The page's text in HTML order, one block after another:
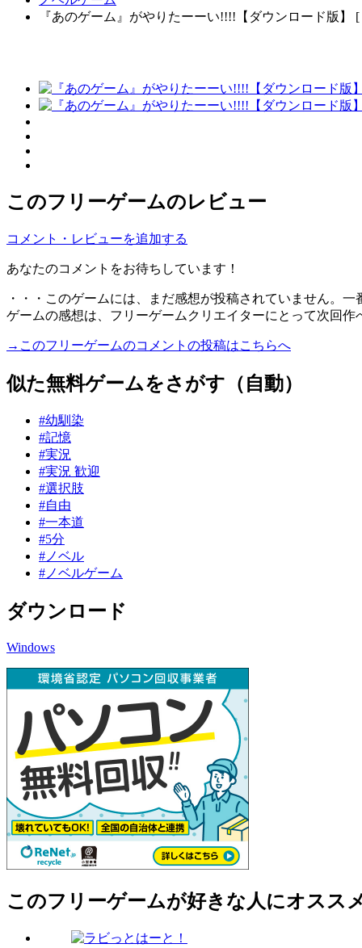
『あのゲーム』がやりたーーい!!!!【ダウンロード版】 [
このフリーゲームのレビュー
コメント・レビューを追加する
あなたのコメントをお待ちしています！
・・・このゲームには、まだ感想が投稿されていません。一
ゲームの感想は、フリーゲームクリエイターにとって次回作
→このフリーゲームのコメントの投稿はこちらへ
似た無料ゲームをさがす（自動）
#幼馴染
#記憶
#実況
#実況 歓迎
#選択肢
#自由
#一本道
#5分
#ノベル
#ノベルゲーム
ダウンロード
Windows
このフリーゲームが好きな人にオスス